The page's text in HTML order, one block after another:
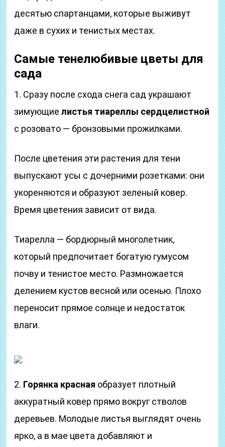
десятью спартанцами, которые выживут
даже в сухих и тенистых местах.
Самые тенелюбивые цветы для
сада
1. Сразу после схода снега сад украшают
зимующиелистья тиареллы сердцелистной
с розовато — бронзовыми прожилками.
После цветения эти растения для тени
выпускают усы с дочерними розетками: они
укореняются и образуют зеленый ковер.
Время цветения зависит от вида.
Тиарелла — бордюрный многолетник,
который предпочитает богатую гумусом
почву и тенистое место. Размножается
делением кустов весной или осенью. Плохо
переносит прямое солнце и недостаток
влаги.
2. Горянка красная образует плотный
аккуратный ковер прямо вокруг стволов
деревьев. Молодые листья выглядят очень
ярко, а в мае цвета добавляют и